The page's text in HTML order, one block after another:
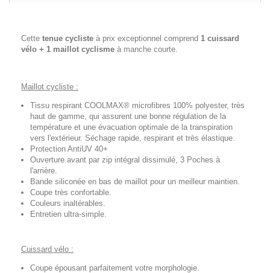
Cette tenue cycliste à prix exceptionnel comprend 1 cuissard
vélo + 1 maillot cyclisme à manche courte.
Maillot cycliste :
Tissu respirant COOLMAX® microfibres 100% polyester, très
haut de gamme, qui assurent une bonne régulation de la
température et une évacuation optimale de la transpiration
vers l'extérieur. Séchage rapide, respirant et très élastique.
Protection AntiUV 40+
Ouverture avant par zip intégral dissimulé, 3 Poches à
l'arrière.
Bande siliconée en bas de maillot pour un meilleur maintien.
Coupe très confortable.
Couleurs inaltérables.
Entretien ultra-simple.
Cuissard vélo :
Coupe épousant parfaitement votre morphologie.